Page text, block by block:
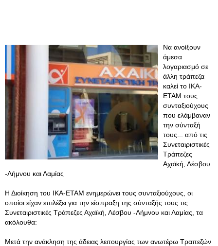
Να ανοίξουν
άμεσα
λογαριασμό σε
άλλη τράπεζα
καλεί το ΙΚΑ-
ΕΤΑΜ τους
συνταξιούχους
που ελάμβαναν
την σύνταξή
τους... από τις
Συνεταιριστικές
Τράπεζες
Αχαϊκή, Λέσβου
-Λήμνου και Λαμίας
Η Διοίκηση του ΙΚΑ-ΕΤΑΜ ενημερώνει τους συνταξιούχους, οι
οποίοι είχαν επιλέξει για την είσπραξη της σύνταξής τους τις
Συνεταιριστικές Τράπεζες Αχαϊκή, Λέσβου -Λήμνου και Λαμίας, τα
ακόλουθα:
Μετά την ανάκληση της άδειας λειτουργίας των ανωτέρω Τραπεζών